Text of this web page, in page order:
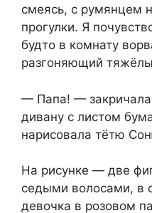
смеясь, с румянцем
прогулки. Я
будто в комнату
разгоняющий
— Папа! — закричала
дивану с листом
нарисовала тётю
На рисунке — две
седыми волосами, в
девочка в розовом